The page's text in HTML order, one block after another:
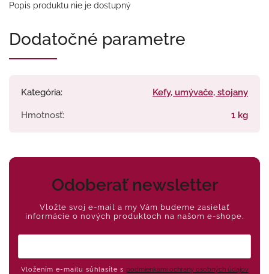
Popis produktu nie je dostupný
Dodatočné parametre
Kategória: Kefy, umývače, stojany
Hmotnosť: 1 kg
Odoberať newsletter
Vložte svoj e-mail a my Vám budeme zasielať
informácie o nových produktoch na našom e-shope.
Vložením e-mailu súhlasíte s podmienkami ochrany osobných údajov